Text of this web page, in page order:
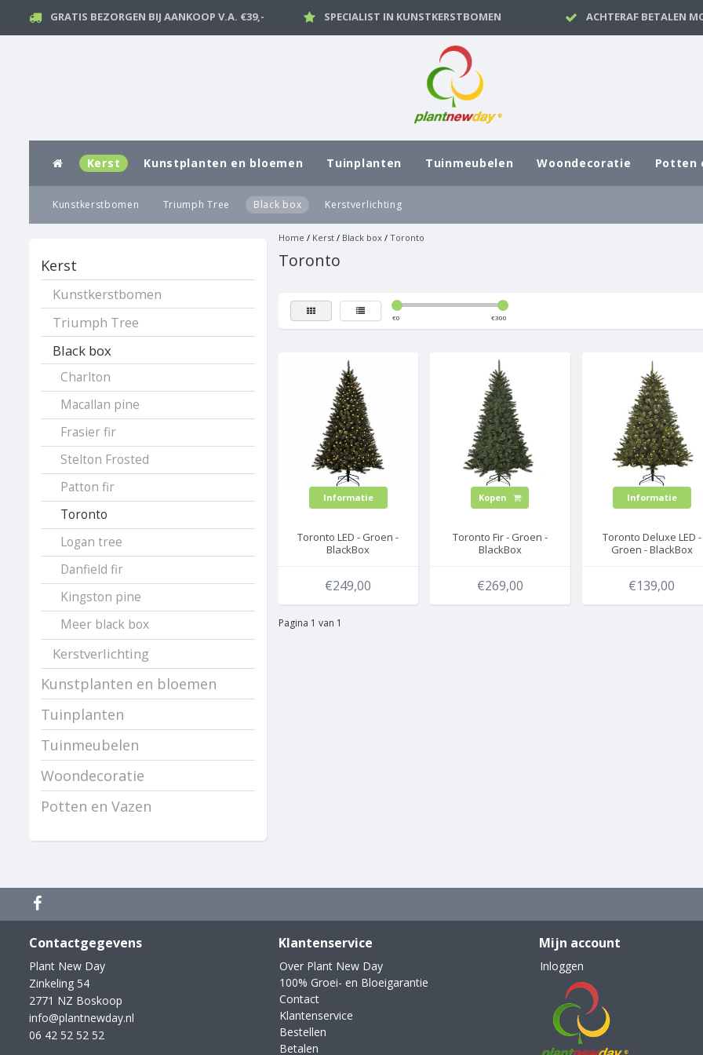
GRATIS BEZORGEN BIJ AANKOOP V.A. €39,- SPECIALIST IN KUNSTKERSTBOMEN ACHTERAF BETALEN
Kerst
Kunstkerstbomen Triumph Tree Black box Kerstverlichting
Kunstplanten en bloemen Tuinplanten Tuinmeubelen Woondecoratie Potten
Kerst
Kunstkerstbomen
Triumph Tree
Black box
Charlton
Macallan pine
Frasier fir
Stelton Frosted
Patton fir
Toronto
Logan tree
Danfield fir
Kingston pine
Meer black box
Kerstverlichting
Kunstplanten en bloemen
Tuinplanten
Tuinmeubelen
Woondecoratie
Potten en Vazen
Home / Kerst/ Black box/ Toronto
Toronto
€0 €300
Informatie
Toronto LED - Groen -
BlackBox
€249,00
Kopen
Toronto Fir - Groen -
BlackBox
€269,00
Informatie
Toronto Deluxe LED -
Groen - BlackBox
€139,00
Pagina 1 van 1
Contactgegevens
Plant New Day
Zinkeling 54
2771 NZ Boskoop
info@plantnewday.nl
06 42 52 52 52
Klantenservice
Over Plant New Day
100% Groei- en Bloeigarantie
Contact
Klantenservice
Bestellen
Betalen
Mijn account
Inloggen